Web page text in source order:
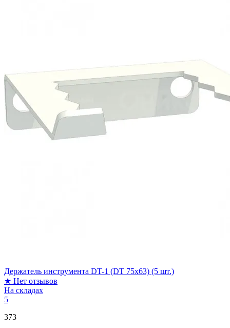
Держатель инструмента DT-1 (DT 75x63) (5 шт.)
★ Нет отзывов
На складах
5
373